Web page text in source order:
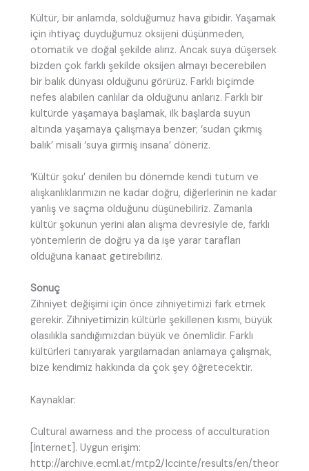
Kültür, bir anlamda, solduğumuz hava gibidir. Yaşamak
için ihtiyaç duyduğumuz oksijeni düşünmeden,
otomatik ve doğal şekilde alırız. Ancak suya düşersek
bizden çok farklı şekilde oksijen almayı becerebilen
bir balık dünyası olduğunu görürüz. Farklı biçimde
nefes alabilen canlılar da olduğunu anlarız. Farklı bir
kültürde yaşamaya başlamak, ilk başlarda suyun
altında yaşamaya çalışmaya benzer; ‘sudan çıkmış
balık’ misali ‘suya girmiş insana’ döneriz.
‘Kültür şoku’ denilen bu dönemde kendi tutum ve
alışkanlıklarımızın ne kadar doğru, diğerlerinin ne kadar
yanlış ve saçma olduğunu düşünebiliriz. Zamanla
kültür şokunun yerini alan alışma devresiyle de, farklı
yöntemlerin de doğru ya da işe yarar tarafları
olduğuna kanaat getirebiliriz.
Sonuç
Zihniyet değişimi için önce zihniyetimizi fark etmek
gerekir. Zihniyetimizin kültürle şekillenen kısmı, büyük
olasılıkla sandığımızdan büyük ve önemlidir. Farklı
kültürleri tanıyarak yargılamadan anlamaya çalışmak,
bize kendimiz hakkında da çok şey öğretecektir.
Kaynaklar:
Cultural awarness and the process of acculturation
[İnternet]. Uygun erişim:
http://archive.ecml.at/mtp2/Iccinte/results/en/theor